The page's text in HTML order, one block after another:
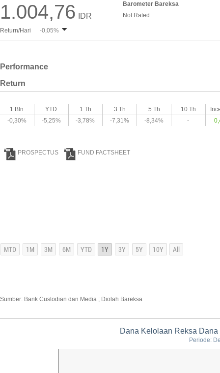
1.004,76 IDR
Barometer Bareksa
Not Rated
Return/Hari -0,05%
Performance
Return
1 Bln YTD 1 Th 3 Th 5 Th 10 Th
-0,30%
-5,25% -3,78% -7,31% -8,34% -
PROSPECTUS FUND FACTSHEET
Sumber: Bank Custodian dan Media ; Diolah Bareksa
Dana Kelolaan Reksa
Periode: